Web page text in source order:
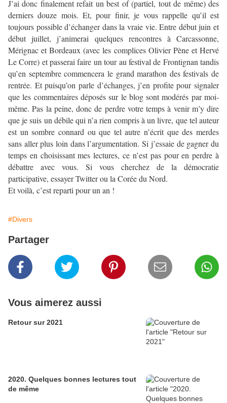
J’ai donc finalement refait un best of (partiel, tout de même) des
derniers douze mois. Et, pour finir, je vous rappelle qu’il est
toujours possible d’échanger dans la vraie vie. Entre début juin et
début juillet, j’animerai quelques rencontres à Carcassonne,
Mérignac et Bordeaux (avec les complices Olivier Pène et Hervé
Le Corre) et passerai faire un tour au festival de Frontignan tandis
qu’en septembre commencera le grand marathon des festivals de
rentrée. Et puisqu’on parle d’échanges, j’en profite pour signaler
que les commentaires déposés sur le blog sont modérés par moi-
même. Pas la peine, donc de perdre votre temps à venir m’y dire
que je suis un débile qui n’a rien compris à un livre, que tel auteur
est un sombre connard ou que tel autre n’écrit que des merdes
sans aller plus loin dans l’argumentation. Si j’essaie de gagner du
temps en choisissant mes lectures, ce n’est pas pour en perdre à
débattre avec vous. Si vous cherchez de la démocratie
participative, essayer Twitter ou la Corée du Nord.
Et voilà, c’est reparti pour un an !
#Divers
Partager
Vous aimerez aussi
Retour sur 2021
2020. Quelques bonnes lectures tout
de même